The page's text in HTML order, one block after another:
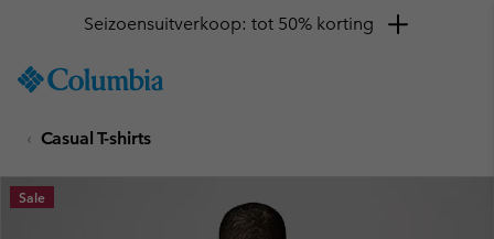
TO
SKIP
MAIN
NAV
Seizoensuitverkoop: tot 50% korting
Casual T-shirts
Sale